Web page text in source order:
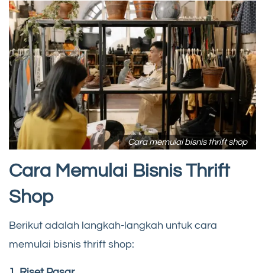
Cara memulai bisnis thrift shop
Cara Memulai Bisnis Thrift
Shop
Berikut adalah langkah-langkah untuk cara
memulai bisnis thrift shop: